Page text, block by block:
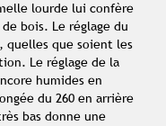
lourde lui confère
bois. Le réglage du
quelles que soient les
Le réglage de la
humides en
du 260 en arrière
bas donne une